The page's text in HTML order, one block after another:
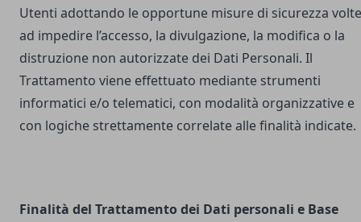
Utenti adottando le opportune misure di sicurezza volte
ad impedire l’accesso, la divulgazione, la modifica o la
distruzione non autorizzate dei Dati Personali. Il
Trattamento viene effettuato mediante strumenti
informatici e/o telematici, con modalità organizzative e
con logiche strettamente correlate alle finalità indicate.
Finalità del Trattamento dei Dati personali e Base